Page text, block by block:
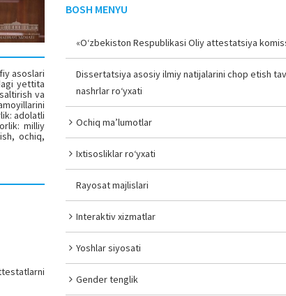
asoslari
yettita
va
adolatli
milliy
ochiq,
BOSH MENYU
«O‘zbekiston Respublikasi Oliy attestatsiya
Dissertatsiya asosiy ilmiy natijalarini chop etish
nashrlar ro‘yxati
Ochiq ma’lumotlar
Ixtisosliklar ro‘yxati
Rayosat majlislari
Interaktiv xizmatlar
Yoshlar siyosati
Gender tenglik